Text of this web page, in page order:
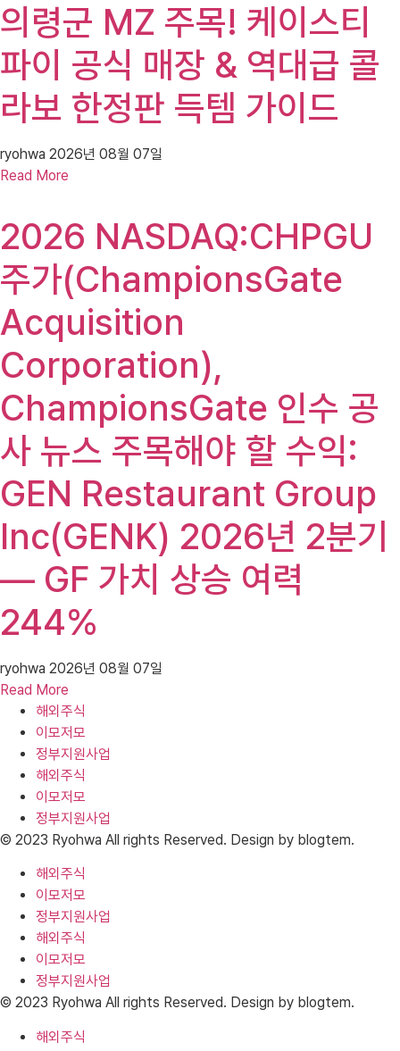
의령군 MZ 주목! 케이스티
파이 공식 매장 & 역대급 콜
라보 한정판 득템 가이드
ryohwa 2026년 08월 07일
Read More
2026 NASDAQ:CHPGU
주가(ChampionsGate
Acquisition
Corporation),
ChampionsGate 인수 공
사 뉴스 주목해야 할 수익:
GEN Restaurant Group
Inc(GENK) 2026년 2분기
— GF 가치 상승 여력
244%
ryohwa 2026년 08월 07일
Read More
해외주식
이모저모
정부지원사업
해외주식
이모저모
정부지원사업
© 2023 Ryohwa All rights Reserved. Design by blogtem.
해외주식
이모저모
정부지원사업
해외주식
이모저모
정부지원사업
© 2023 Ryohwa All rights Reserved. Design by blogtem.
해외주식